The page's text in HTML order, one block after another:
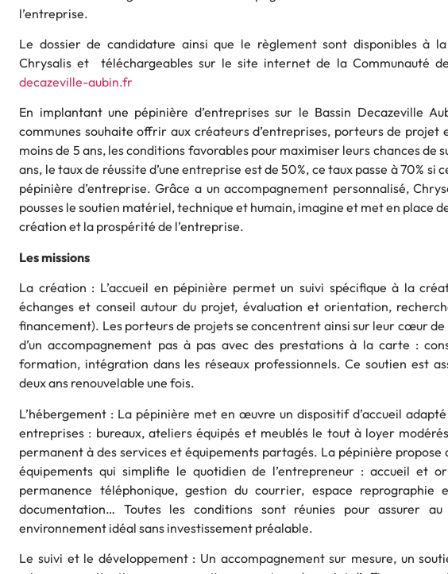
l’entreprise.
Le dossier de candidature ainsi que le règlement sont disponibles à la
Chrysalis et téléchargeables sur le site internet de la Communauté
decazeville-aubin.fr
En implantant une pépinière d’entreprises sur le Bassin Decazeville
communes souhaite offrir aux créateurs d’entreprises, porteurs de projet
moins de 5 ans, les conditions favorables pour maximiser leurs chances de
ans, le taux de réussite d’une entreprise est de 50%, ce taux passe à 70% si
pépinière d’entreprise. Grâce a un accompagnement personnalisé,
pousses le soutien matériel, technique et humain, imagine et met en place
création et la prospérité de l’entreprise.
Les missions
La création : L’accueil en pépinière permet un suivi spécifique à la
échanges et conseil autour du projet, évaluation et orientation,
financement). Les porteurs de projets se concentrent ainsi sur leur cœur
d’un accompagnement pas à pas avec des prestations à la carte :
formation, intégration dans les réseaux professionnels. Ce soutien est
deux ans renouvelable une fois.
L’hébergement : La pépinière met en œuvre un dispositif d’accueil
entreprises : bureaux, ateliers équipés et meublés le tout à loyer
permanent à des services et équipements partagés. La pépinière propose
équipements qui simplifie le quotidien de l’entrepreneur : accueil et
permanence téléphonique, gestion du courrier, espace reprographie
documentation… Toutes les conditions sont réunies pour assurer
environnement idéal sans investissement préalable.
Le suivi et le développement : Un accompagnement sur mesure, un